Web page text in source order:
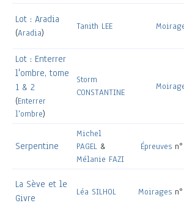
Lot : Aradia
(Aradia)
Tanith LEE
Lot : Enterrer
l'ombre, tome
1 & 2
(Enterrer
l'ombre)
Storm
CONSTANTINE
Serpentine
Michel
PAGEL &
Mélanie FAZI
Épreuves
La Sève et le
Givre
Léa SILHOL Moirages